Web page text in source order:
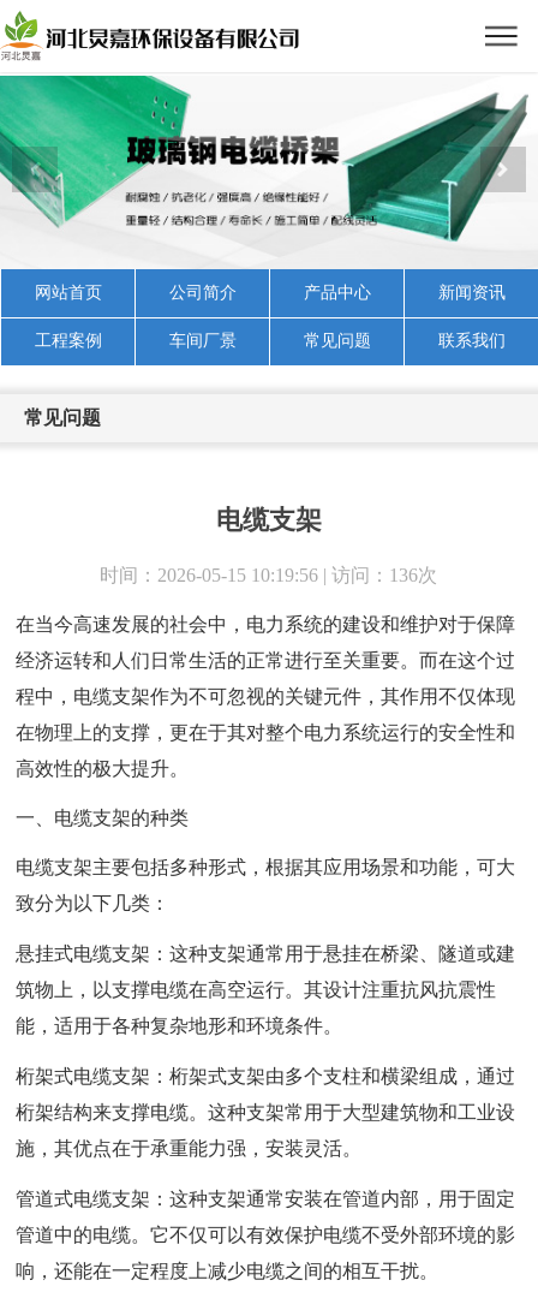
网站首页 公司简介 产品中心 新闻资讯
工程案例 车间厂景 常见问题 联系我们
常见问题
电缆支架
时间：2026-05-15 10:19:56 | 访问：136次
在当今高速发展的社会中，电力系统的建设和维护对于保障
经济运转和人们日常生活的正常进行至关重要。而在这个过
程中，电缆支架作为不可忽视的关键元件，其作用不仅体现
在物理上的支撑，更在于其对整个电力系统运行的安全性和
高效性的极大提升。
一、电缆支架的种类
电缆支架主要包括多种形式，根据其应用场景和功能，可大
致分为以下几类：
悬挂式电缆支架：这种支架通常用于悬挂在桥梁、隧道或建
筑物上，以支撑电缆在高空运行。其设计注重抗风抗震性
能，适用于各种复杂地形和环境条件。
桁架式电缆支架：桁架式支架由多个支柱和横梁组成，通过
桁架结构来支撑电缆。这种支架常用于大型建筑物和工业设
施，其优点在于承重能力强，安装灵活。
管道式电缆支架：这种支架通常安装在管道内部，用于固定
管道中的电缆。它不仅可以有效保护电缆不受外部环境的影
响，还能在一定程度上减少电缆之间的相互干扰。